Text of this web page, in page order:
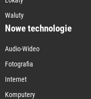
Waluty
Nowe technologie
Audio-Wideo
Fotografia
Internet
Komputery